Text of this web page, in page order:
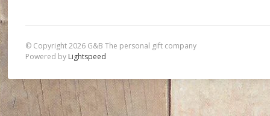
© Copyright 2026 G&B The personal gift company
Powered by Lightspeed